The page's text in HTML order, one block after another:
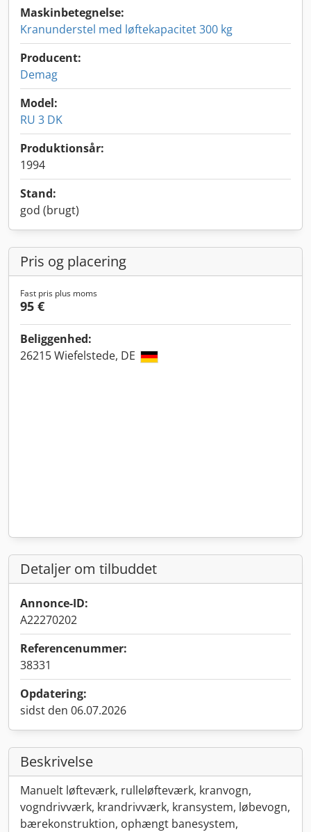
Maskinbetegnelse:
Kranunderstel med løftekapacitet 300 kg
Producent:
Demag
Model:
RU 3 DK
Produktionsår:
1994
Stand:
god (brugt)
Pris og placering
Fast pris plus moms
95 €
Beliggenhed:
26215 Wiefelstede, DE
Detaljer om tilbuddet
Annonce-ID:
A22270202
Referencenummer:
38331
Opdatering:
sidst den 06.07.2026
Beskrivelse
Manuelt løfteværk, rulleløfteværk, kranvogn,
vogndrivværk, krandrivværk, kransystem, løbevogn,
bærekonstruktion, ophængt banesystem,